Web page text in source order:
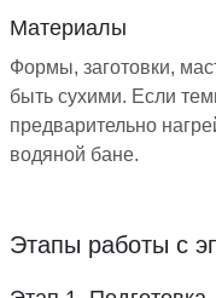
Материалы
Формы, заготовки,
быть сухими. Если
предварительно
водяной бане.
Этапы работы с